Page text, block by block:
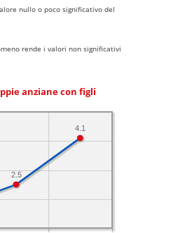
nullo o poco significativo del
rende i valori non significativi
anziane con figli
4.1
2.5